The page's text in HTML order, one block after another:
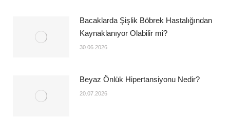
Bacaklarda Şişlik Böbrek Hastalığından
Kaynaklanıyor Olabilir mi?
30.06.2026
Beyaz Önlük Hipertansiyonu Nedir?
20.07.2026